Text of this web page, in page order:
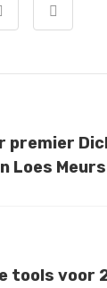
premier
Loes Meurs
tools voor